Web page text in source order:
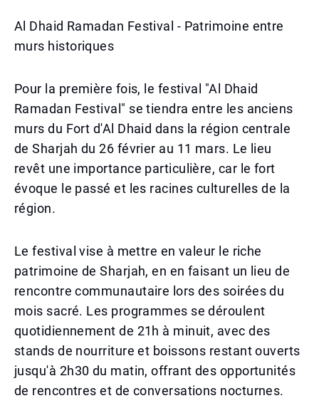
Al Dhaid Ramadan Festival - Patrimoine entre
murs historiques
Pour la première fois, le festival "Al Dhaid
Ramadan Festival" se tiendra entre les anciens
murs du Fort d'Al Dhaid dans la région centrale
de Sharjah du 26 février au 11 mars. Le lieu
revêt une importance particulière, car le fort
évoque le passé et les racines culturelles de la
région.
Le festival vise à mettre en valeur le riche
patrimoine de Sharjah, en en faisant un lieu de
rencontre communautaire lors des soirées du
mois sacré. Les programmes se déroulent
quotidiennement de 21h à minuit, avec des
stands de nourriture et boissons restant ouverts
jusqu'à 2h30 du matin, offrant des opportunités
de rencontres et de conversations nocturnes.